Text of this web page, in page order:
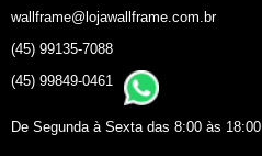
wallframe@lojawallframe.com.br
(45) 99135-7088
(45) 99849-0461
De Segunda à Sexta das 8:00 às 18:00